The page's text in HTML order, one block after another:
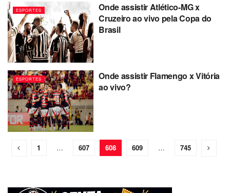
ESPORTES
Onde assistir Atlético-MG x
Cruzeiro ao vivo pela Copa do
Brasil
ESPORTES
Onde assistir Flamengo x Vitória
ao vivo?
1 … 607 608 609 … 745